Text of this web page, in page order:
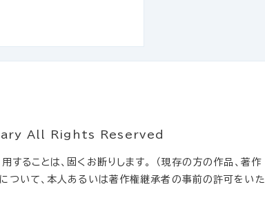
All Rights Reserved
ることは、固くお断りします。 （現存の方の作品、著作
ついて、本人あるいは著作権継承者の事前の許可をいた